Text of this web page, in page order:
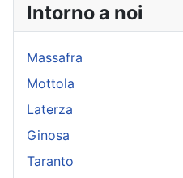
Intorno a noi
Massafra
Mottola
Laterza
Ginosa
Taranto